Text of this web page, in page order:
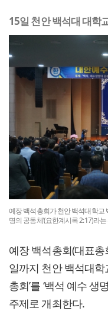
15일 천안 백석대 대학
예장 백석총회가 천안 백석대학교
명의 공동체’(요한계시록 2:17)라
예장 백석총회(대표
일까지 천안 백석대학
총회’를 ‘백석 예수 생
주제로 개최한다.